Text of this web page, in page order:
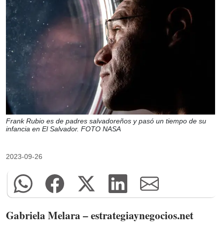
Frank Rubio es de padres salvadoreños y pasó un tiempo de su
infancia en El Salvador. FOTO NASA
2023-09-26
Gabriela Melara – estrategiaynegocios.net